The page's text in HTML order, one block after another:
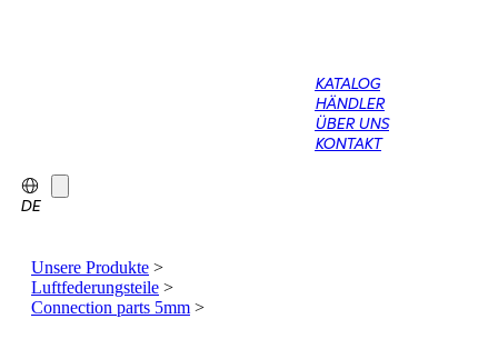
KATALOG
HÄNDLER
ÜBER UNS
KONTAKT
DE
Unsere Produkte >
Luftfederungsteile >
Connection parts 5mm >